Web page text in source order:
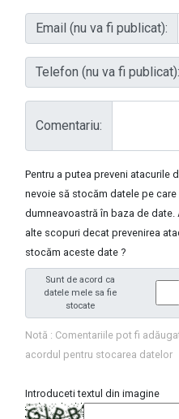
Email (nu va fi publicat):
Telefon (nu va fi publicat):
Comentariu:
Pentru a putea preveni atacurile
nevoie să stocăm datele pe care
dumneavoastră în baza de
alte scopuri decat prevenirea
stocăm aceste date ?
Sunt de acord ca
datele mele sa fie
stocate
Notă : Comentariile pot fi
acordul pentru stocarea datelor
Introduceti textul din imagine